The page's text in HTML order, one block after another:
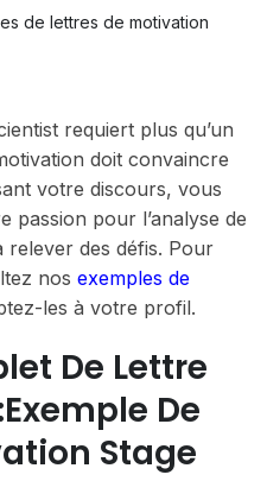
de lettres de motivation
requiert plus qu’un
doit convaincre
votre discours, vous
passion pour l’analyse de
relever des défis. Pour
nos exemples de
les à votre profil.
De Lettre
De
Stage